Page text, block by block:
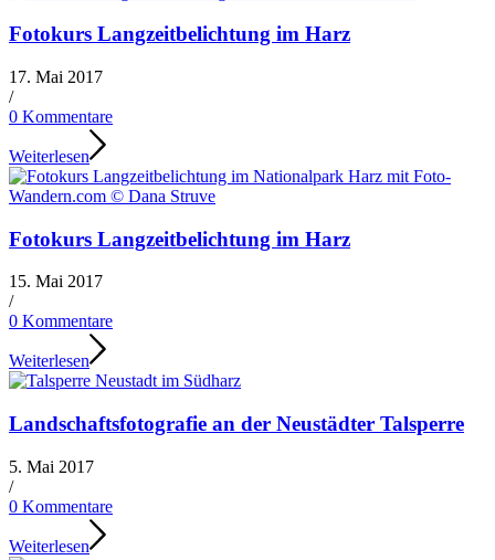
Fotokurs Langzeitbelichtung im Harz
17. Mai 2017
/
0 Kommentare
Weiterlesen
Fotokurs Langzeitbelichtung im Harz
15. Mai 2017
/
0 Kommentare
Weiterlesen
Landschaftsfotografie an der Neustädter Talsperre
5. Mai 2017
/
0 Kommentare
Weiterlesen